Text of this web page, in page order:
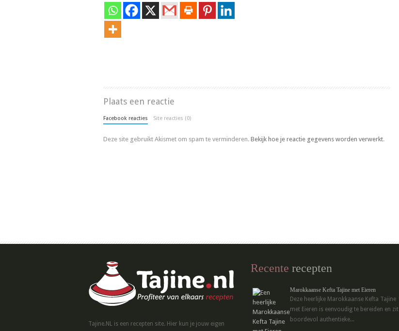
Plaats een reactie
Facebook reacties Site reacties (0)
Deze site gebruikt Akismet om spam te verminderen. Bekijk hoe je reactie gegevens worden verwerkt.
Tajine.NL is een recepten site. Hier kun je jouw eigen
Recente recepten
Marokkaanse Kefta Tajine met Eieren
Deze heerlijke Marokkaanse Kefta Tajine
met Eieren is eenvoudig te bereiden en zit
boordevol authentieke...